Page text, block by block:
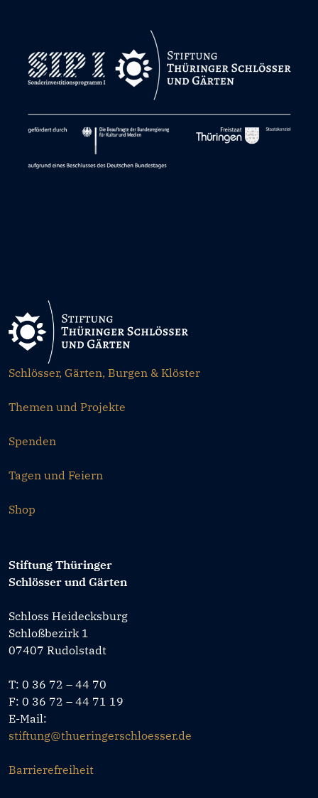
Schlösser, Gärten, Burgen & Klöster
Themen und Projekte
Spenden
Tagen und Feiern
Shop
Stiftung Thüringer
Schlösser und Gärten
Schloss Heidecksburg
Schloßbezirk 1
07407 Rudolstadt
T: 0 36 72 – 44 70
F: 0 36 72 – 44 71 19
E-Mail:
stiftung@thueringerschloesser.de
Barrierefreiheit